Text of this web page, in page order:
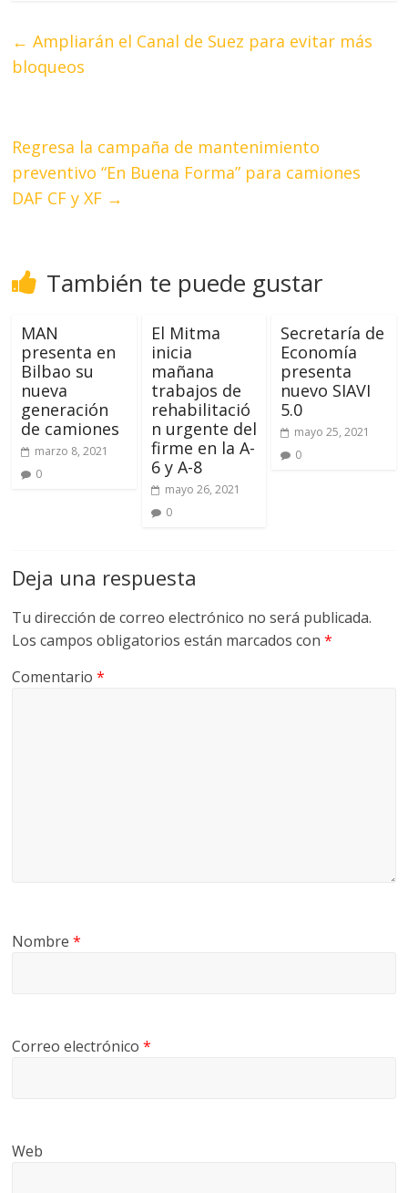
← Ampliarán el Canal de Suez para evitar más
bloqueos
Regresa la campaña de mantenimiento
preventivo “En Buena Forma” para camiones
DAF CF y XF →
También te puede gustar
MAN
presenta en
Bilbao su
nueva
generación
de camiones
marzo 8, 2021
0
El Mitma
inicia
mañana
trabajos de
rehabilitació
n urgente del
firme en la A-
6 y A-8
mayo 26, 2021
0
Secretaría de
Economía
presenta
nuevo SIAVI
5.0
mayo 25, 2021
0
Deja una respuesta
Tu dirección de correo electrónico no será publicada.
Los campos obligatorios están marcados con*
Comentario*
Nombre*
Correo electrónico*
Web